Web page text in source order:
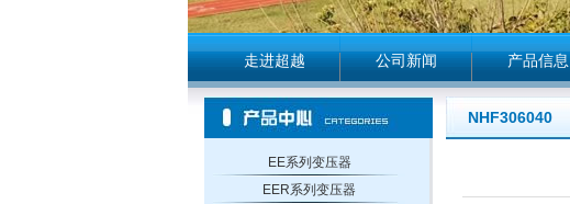
走进超越 公司新闻 产品信息
EE系列变压器
EER系列变压器
NHF306040